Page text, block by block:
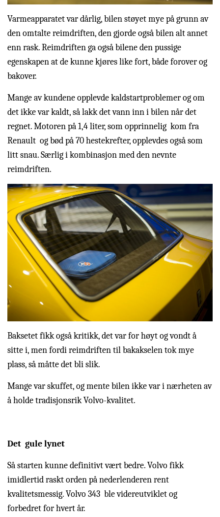
Varmeapparatet var dårlig, bilen støyet mye på grunn av
den omtalte reimdriften, den gjorde også bilen alt annet
enn rask. Reimdriften ga også bilene den pussige
egenskapen at de kunne kjøres like fort, både forover og
bakover.
Mange av kundene opplevde kaldstartproblemer og om
det ikke var kaldt, så lakk det vann inn i bilen når det
regnet. Motoren på 1,4 liter, som opprinnelig kom fra
Renault og bød på 70 hestekrefter, opplevdes også som
litt snau. Særlig i kombinasjon med den nevnte
reimdriften.
Baksetet fikk også kritikk, det var for høyt og vondt å
sitte i, men fordi reimdriften til bakakselen tok mye
plass, så måtte det bli slik.
Mange var skuffet, og mente bilen ikke var i nærheten av
å holde tradisjonsrik Volvo-kvalitet.
Det gule lynet
Så starten kunne definitivt vært bedre. Volvo fikk
imidlertid raskt orden på nederlenderen rent
kvalitetsmessig. Volvo 343 ble videreutviklet og
forbedret for hvert år.